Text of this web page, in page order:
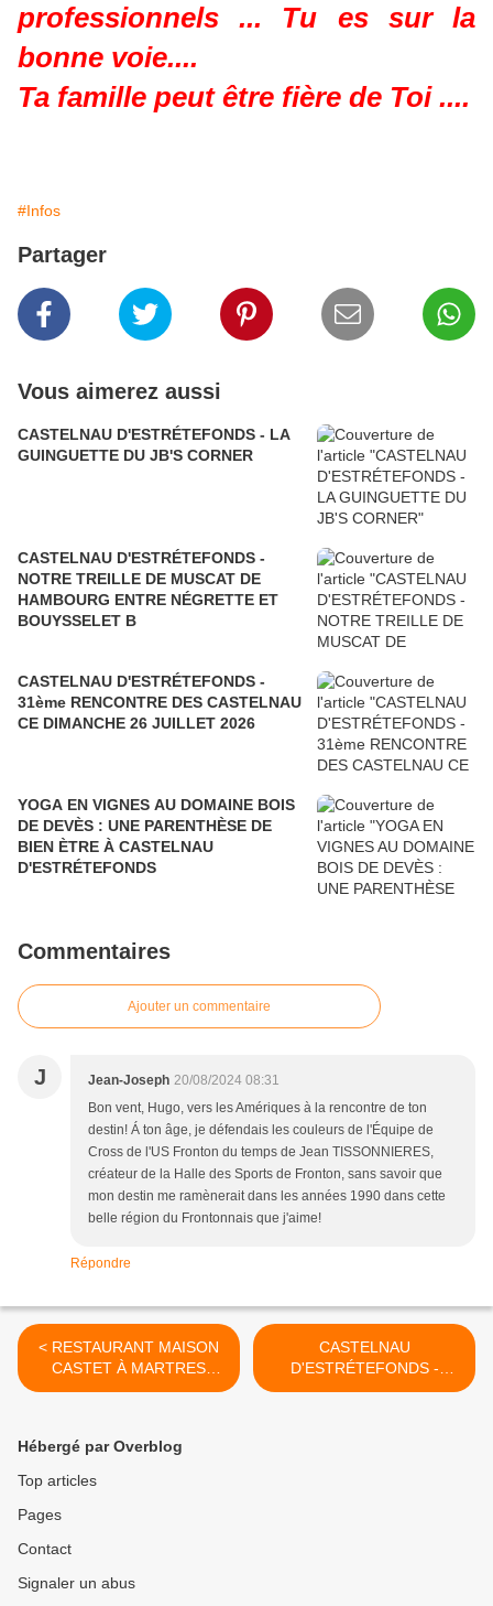
professionnels ... Tu es sur la
bonne voie....
Ta famille peut être fière de Toi ....
#Infos
Partager
Vous aimerez aussi
CASTELNAU D'ESTRÉTEFONDS - LA
GUINGUETTE DU JB'S CORNER
CASTELNAU D'ESTRÉTEFONDS -
NOTRE TREILLE DE MUSCAT DE
HAMBOURG ENTRE NÉGRETTE ET
BOUYSSELET B
CASTELNAU D'ESTRÉTEFONDS -
31ème RENCONTRE DES CASTELNAU
CE DIMANCHE 26 JUILLET 2026
YOGA EN VIGNES AU DOMAINE BOIS
DE DEVÈS : UNE PARENTHÈSE DE
BIEN ÈTRE À CASTELNAU
D'ESTRÉTEFONDS
Commentaires
Ajouter un commentaire
J Jean-Joseph 20/08/2024 08:31
Bon vent, Hugo, vers les Amériques à la rencontre de ton
destin! Á ton âge, je défendais les couleurs de l'Équipe de
Cross de l'US Fronton du temps de Jean TISSONNIERES,
créateur de la Halle des Sports de Fronton, sans savoir que
mon destin me ramènerait dans les années 1990 dans cette
belle région du Frontonnais que j'aime!
Répondre
< RESTAURANT MAISON
CASTET À MARTRES
TOLOSANE
CASTELNAU
D'ESTRÉTEFONDS -
NOUVEAU LOGO DE
Hébergé par Overblog
Top articles
Pages
Contact
Signaler un abus